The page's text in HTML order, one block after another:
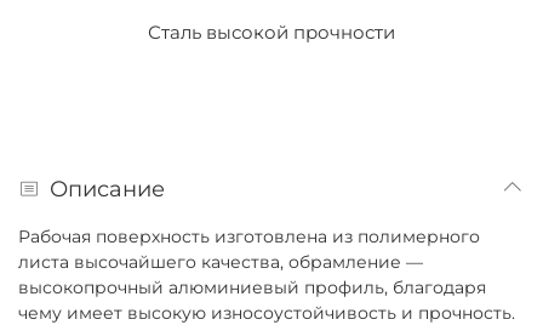
Сталь высокой прочности
Описание
Рабочая поверхность изготовлена из полимерного
листа высочайшего качества, обрамление —
высокопрочный алюминиевый профиль, благодаря
чему имеет высокую износоустойчивость и прочность.